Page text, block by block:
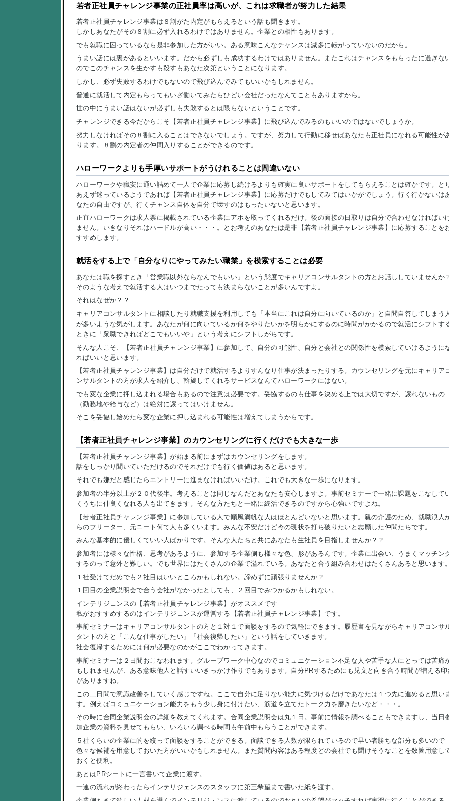
若者正社員チャレンジ事業の正社員率は高いが、これは求職者が努力した結果
若者正社員チャレンジ事業は８割がた内定がもらえるという話も聞きます。
しかしあなたがその８割に必ず入れるわけではありません。企業との相性もあります。
でも就職に困っているなら是非参加した方がいい。ある意味こんなチャンスは滅多に転がっていないのだから。
うまい話には裏があるといいます。だから必ずしも成功するわけではありません。またこれはチャンスをもらったに過ぎな
のでこのチャンスを生かすも殺すもあなた次第ということになります。
しかし、必ず失敗するわけでもないので飛び込んでみてもいいかもしれません。
普通に就活して内定もらってもいざ働いてみたらひどい会社だったなんてこともありますから。
世の中にうまい話はないが必ずしも失敗するとは限らないということです。
チャレンジできる今だからこそ【若者正社員チャレンジ事業】に飛び込んでみるのもいいのではないでしょうか。
努力しなければその８割に入ることはできないでしょう。ですが、努力して行動に移せばあなたも正社員になれる可能性が
ります。８割の内定者の仲間入りすることができるのです。
ハローワークよりも手厚いサポートがうけれることは間違いない
ハローワークや職安に通い詰めて一人で企業に応募し続けるよりも確実に良いサポートをしてもらえることは確かです。と
あえず迷っているようであれば【若者正社員チャレンジ事業】に応募だけでもしてみてはいかがでしょう。行く行かないは
なたの自由ですが、行くチャンス自体を自分で壊すのはもったいないと思います。
正直ハローワークは求人票に掲載されている企業にアポを取ってくれるだけ。後の面接の日取りは自分で合わせなければい
ません。いきなりそれはハードルが高い・・・。とお考えのあなたは是非【若者正社員チャレンジ事業】に応募することを
すすめします。
就活をする上で「自分なりにやってみたい職業」を模索することは必要
あなたは職を探すとき「営業職以外ならなんでもいい」という態度でキャリアコンサルタントの方とお話ししていませんか
そのような考えで就活する人はいつまでたっても決まらないことが多いんですよ。
それはなぜか？？
キャリアコンサルタントに相談したり就職支援を利用しても「本当にこれは自分に向いているのか」と自問自答してしまう
が多いような気がします。あなたが何に向いているか何をやりたいかを明らかにするのに時間がかかるので就活にシフトす
ときに「衆職できればどこでもいいや」という考えにシフトしがちです。
そんな人こそ、【若者正社員チャレンジ事業】に参加して、自分の可能性、自分と会社との関係性を模索していけるように
ればいいと思います。
【若者正社員チャレンジ事業】は自分だけで就活するよりすんなり仕事が決まったりする。カウンセリングを元にキャリア
ンサルタントの方が求人を紹介し、斡旋してくれるサービスなんてハローワークにはない。
でも変な企業に押し込まれる場合もあるので注意は必要です。妥協するのも仕事を決める上では大切ですが、譲れないもの
（勤務地や給与など）は絶対に譲ってはいけません。
そこを妥協し始めたら変な企業に押し込まれる可能性は増えてしまうからです。
【若者正社員チャレンジ事業】のカウンセリングに行くだけでも大きな一歩
【若者正社員チャレンジ事業】が始まる前にまずはカウンセリングをします。
話をしっかり聞いていただけるのでそれだけでも行く価値はあると思います。
それでも嫌だと感じたらエントリーに進まなければいいだけ。これでも大きな一歩になります。
参加者の半分以上が２０代後半。考えることは同じなんだとあなたも安心しますよ。事前セミナーで一緒に課題をこなして
くうちに仲良くなれる人も出てきます。そんな方たちと一緒に終活できるのですから心強いですよね。
【若者正社員チャレンジ事業】に参加している人で順風満帆な人はほとんどいないと思います。親の介護のため、就職浪人
らのフリーター、元ニート何て人も多くいます。みんな不安だけど今の現状を打ち破りたいと志願した仲間たちです。
みんな基本的に優しくていい人ばかりです。そんな人たちと共にあなたも生社員を目指しませんか？？
参加者には様々な性格、思考があるように、参加する企業側も様々な色、形があるんです。企業に出会い、うまくマッチン
するのって意外と難しい。でも世界にはたくさんの企業で溢れている。あなたと合う組み合わせはたくさんあると思います。
１社受けてだめでも２社目はいいところかもしれない。諦めずに頑張りませんか？
１回目の企業説明会で合う会社がなかったとしても、２回目でみつかるかもしれない。
インテリジェンスの【若者正社員チャレンジ事業】がオススメです
私がおすすめするのはインテリジェンスが運営する【若者正社員チャレンジ事業】です。
事前セミナーはキャリアコンサルタントの方と１対１で面談をするので気軽にできます。履歴書を見ながらキャリアコンサ
タントの方と「こんな仕事がしたい」「社会復帰したい」という話をしていきます。
社会復帰するためには何が必要なのかがここでわかってきます。
事前セミナーは２日間おこなわれます。グループワーク中心なのでコミュニケーション不足な人や苦手な人にとっては苦痛
もしれませんが、ある意味他人と話すいいきっかけ作りでもあります。自分PRするためにも児文と向き合う時間が増える印
がありますね。
この二日間で意識改善をしていく感じですね。ここで自分に足りない能力に気づけるだけであなたは１つ先に進めると思い
す。例えばコミュニケーション能力をもう少し身に付けたい、筋道を立てたトーク力を磨きたいなど・・・。
その時に合同企業説明会の詳細を教えてくれます。合同企業説明会は丸１日。事前に情報を調べることもできますし、当日
加企業の資料を見せてもらい、いろいろ調べる時間も午前中もらうことができます。
５社くらいの企業に的を絞って面談をすることができる。面談できる人数が限られているので早い者勝ちな部分も多いので
色々な候補を用意しておいた方がいいかもしれません。また質問内容はある程度どの会社でも聞けそうなことを数箇用意し
おくと便利。
あとはPRシートに一言書いて企業に渡す。
一連の流れが終わったらインテリジェンスのスタッフに第三希望まで書いた紙を渡す。